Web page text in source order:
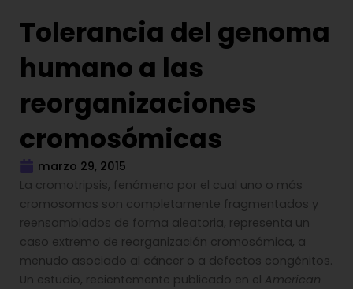
Tolerancia del genoma
humano a las
reorganizaciones
cromosómicas
marzo 29, 2015
La cromotripsis, fenómeno por el cual uno o más
cromosomas son completamente fragmentados y
reensamblados de forma aleatoria, representa un
caso extremo de reorganización cromosómica, a
menudo asociado al cáncer o a defectos congénitos.
Un estudio, recientemente publicado en el American